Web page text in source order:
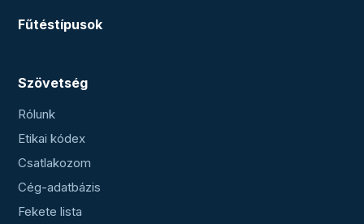
Fűtéstípusok
Szövetség
Rólunk
Etikai kódex
Csatlakozom
Cég-adatbázis
Fekete lista